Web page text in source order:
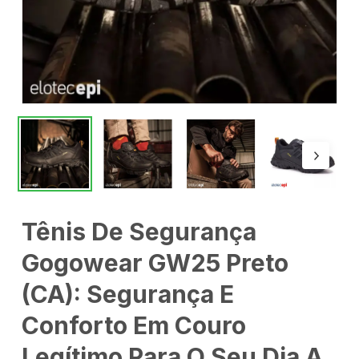
Tênis De Segurança
Gogowear GW25 Preto
(CA): Segurança E
Conforto Em Couro